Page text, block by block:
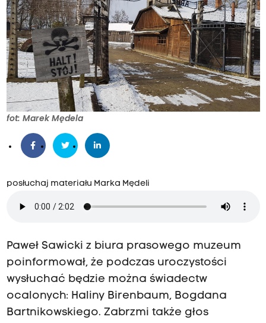
fot: Marek Mędela
posłuchaj materiału Marka Mędeli
Paweł Sawicki z biura prasowego muzeum
poinformował, że podczas uroczystości
wysłuchać będzie można świadectw
ocalonych: Haliny Birenbaum, Bogdana
Bartnikowskiego. Zabrzmi także głos